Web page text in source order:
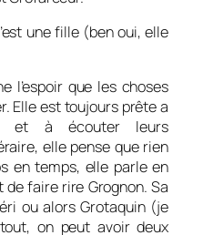
une fille (ben oui, elle
l’espoir que les choses
Elle est toujours prête a
et à écouter leurs
elle pense que rien
en temps, elle parle en
de faire rire Grognon. Sa
ou alors Grotaquin (je
on peut avoir deux